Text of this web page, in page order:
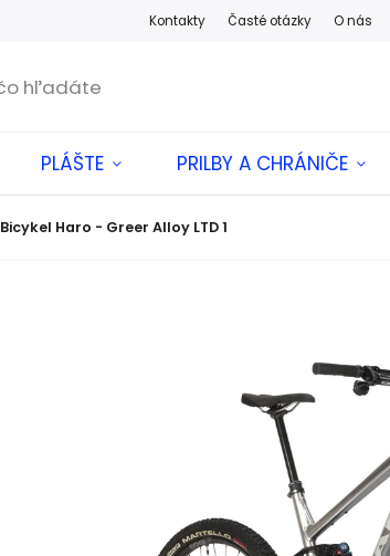
Kontakty Časté otázky O nás
PLÁŠTE PRILBY A CHRÁNIČE
Bicykel Haro - Greer Alloy LTD 1